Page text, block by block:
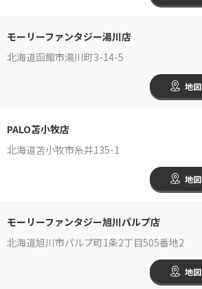
モーリーファンタジー湯川店
北海道函館市湯川町3-14-5
地図
PALO苫小牧店
北海道苫小牧市糸井135-1
地図
モーリーファンタジー旭川パルプ店
北海道旭川市パルプ町1条2丁目505番地2
地図